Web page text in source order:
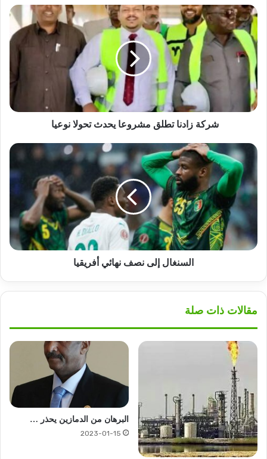
المصباح ابو زيد يرسل رسائل عميقة للداخل
والخارج.. ماذا قال !!
شركة
زادنا
تطلق
مشروعا
يحدث
تحولا
نوعيا
شركة زادنا تطلق مشروعا يحدث تحولا نوعيا
السنغال
نصف
نهائي
أفريقيا
السنغال إلى نصف نهائي أفريقيا
مقالات ذات صلة
البرهان من الدمازين يحذر …
2023-01-15